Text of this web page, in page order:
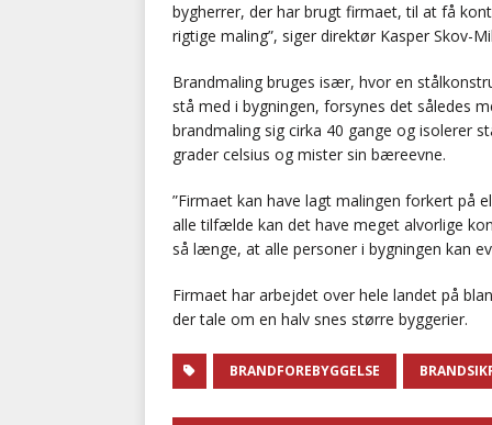
bygherrer, der har brugt firmaet, til at få
rigtige maling”, siger direktør Kasper Skov-
Brandmaling bruges især, hvor en
stå med i bygningen, forsynes det således
brandmaling sig cirka 40 gange og isolerer
grader celsius og mister sin bæreevne.
”Firmaet kan have lagt malingen forkert på
alle tilfælde kan det have meget alvorlige
så længe, at alle personer i bygningen kan
Firmaet har arbejdet over hele landet på
der tale om en halv snes større byggerier.
BRANDFOREBYGGELSE